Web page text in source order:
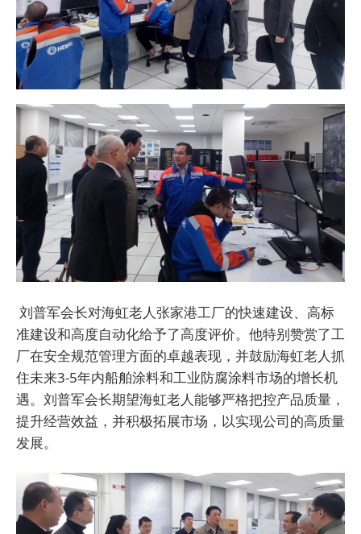
刘普军会长对海虹老人张家港工厂的快速建设、高标
准建设和高度自动化给予了高度评价。他特别赞赏了工
厂在安全规范管理方面的卓越表现，并鼓励海虹老人抓
住未来3-5年内船舶涂料和工业防腐涂料市场的增长机
遇。刘普军会长期望海虹老人能够严格把控产品质量，
提升经营效益，并积极拓展市场，以实现公司的高质量
发展。